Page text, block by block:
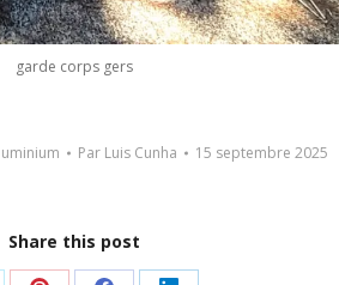
garde corps gers
Par Luis Cunha 15 septembre 2025
Share this post